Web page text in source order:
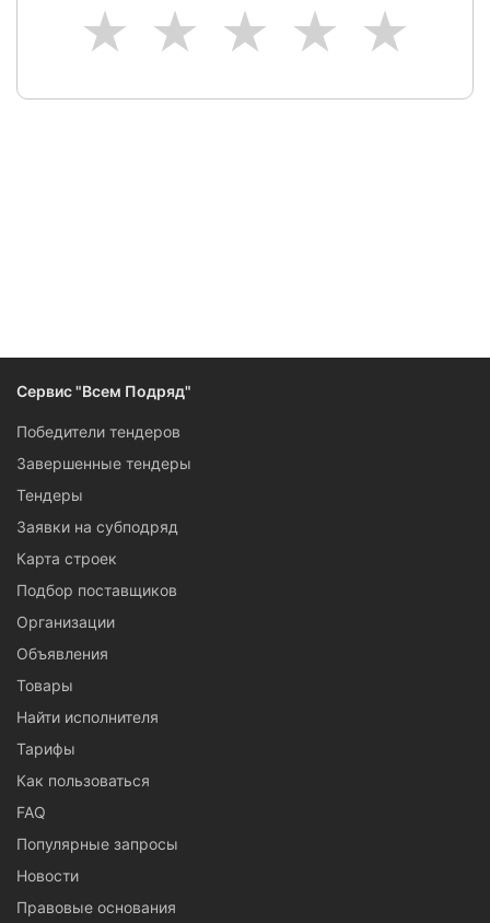
5
4
3
2
1
Сервис "Всем Подряд"
Победители тендеров
Завершенные тендеры
Тендеры
Заявки на субподряд
Карта строек
Подбор поставщиков
Организации
Объявления
Товары
Найти исполнителя
Тарифы
Как пользоваться
FAQ
Популярные запросы
Новости
Правовые основания